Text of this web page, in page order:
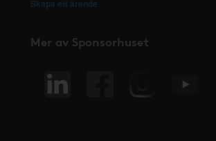
Skapa ett ärende
Mer av Sponsorhuset